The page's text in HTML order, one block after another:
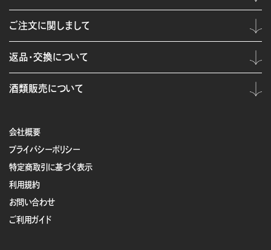
会社概要
プライバシーポリシー
特定商取引に基づく表示
利用規約
お問い合わせ
ご利用ガイド
ご注文に関しまして
返品・交換について
酒類販売について